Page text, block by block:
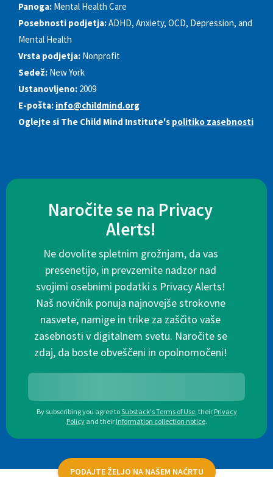
Panoga: Mental Health Care
Posebnosti podjetja:ADHD, Anxiety, OCD, Depression, and
Mental Health
Vrsta podjetja: Nonprofit
Sedež: New York
Ustanovljeno: 2009
E-pošta: info@childmind.org
Oglejte si The Child Mind Institute's politiko zasebnosti
Naročite se na Privacy
Alerts!
Ne dovolite spletnim grožnjam, da vas
presenetijo, in prevzemite nadzor nad
svojimi osebnimi podatki s Privacy Alerts!
Naš novičnik ponuja najnovejše strokovne
nasvete, namige in trike za zaščito vaše
zasebnosti v digitalnem svetu. Naročite se
zdaj, da boste obveščeni in opolnomočeni!
By subscribing you agree toSubstack's Terms of Use, their Privacy
Policy and their Information collection notice.
PODAJTE ŽELJO NA NAŠEM NAČRTU